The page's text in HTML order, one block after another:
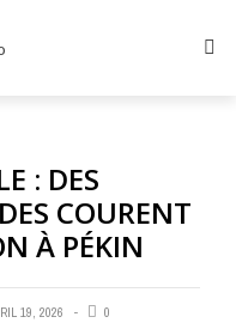
: DES
COURENT
À PÉKIN
19, 2026 0